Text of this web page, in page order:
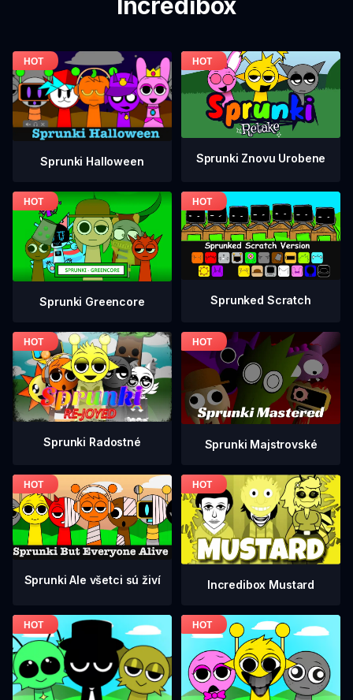
Sprunki Halloween Sprunki Znovu Urobene
Sprunki Greencore Sprunked Scratch
Sprunki Radostné Sprunki Majstrovské
Sprunki Ale všetci sú živí Incredibox Mustard